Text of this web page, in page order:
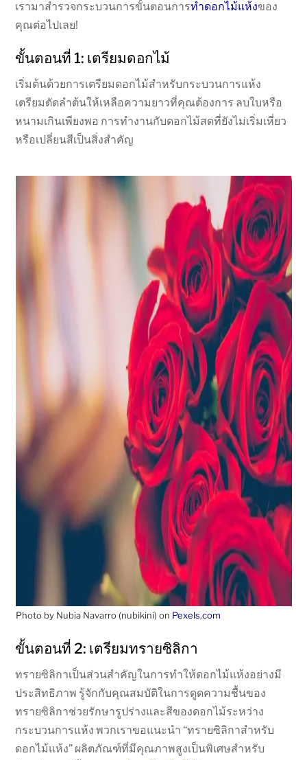
เรามาสำรวจกระบวนการขั้นตอนการทำดอกไม้แห้งของ
คุณต่อไปเลย!
ขั้นตอนที่ 1: เตรียมดอกไม้
เริ่มต้นด้วยการเตรียมดอกไม้สำหรับกระบวนการแห้ง
เตรียมตัดลำต้นให้เหลือความยาวที่คุณต้องการ ลบใบหรือ
หนามเกินเพียงพอ การทำงานกับดอกไม้สดที่ยังไม่เริ่มเหี่ยว
หรือเปลี่ยนสีเป็นสิ่งสำคัญ
Photo by Nubia Navarro (nubikini) on Pexels.com
ขั้นตอนที่ 2: เตรียมทรายซิลิกา
ทรายซิลิกาเป็นส่วนสำคัญในการทำให้ดอกไม้แห้งอย่างมี
ประสิทธิภาพ รู้จักกับคุณสมบัติในการดูดความชื้นของ
ทรายซิลิกาช่วยรักษารูปร่างและสีของดอกไม้ระหว่าง
กระบวนการแห้ง พวกเราขอแนะนำ “ทรายซิลิกาสำหรับ
ดอกไม้แห้ง” ผลิตภัณฑ์ที่มีคุณภาพสูงเป็นพิเศษสำหรับ